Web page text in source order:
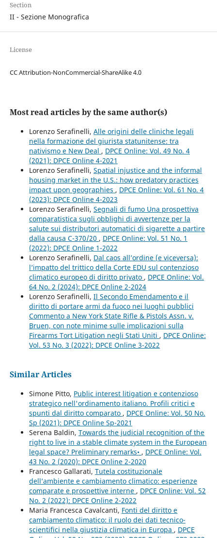
Section
II - Sezione Monografica
License
CC Attribution-NonCommercial-ShareAlike 4.0
Most read articles by the same author(s)
Lorenzo Serafinelli, Alle origini delle cliniche legali
nella formazione del giurista statunitense: tra
nativismo e New Deal , DPCE Online: Vol. 49 No. 4
(2021): DPCE Online 4-2021
Lorenzo Serafinelli, Spatial injustice and the informal
housing market in the U.S.: how predatory practices
impact upon geographies , DPCE Online: Vol. 61 No. 4
(2023): DPCE Online 4-2023
Lorenzo Serafinelli, Segnali di fumo Una prospettiva
comparatistica sugli obblighi di avvertenze per la
salute sui distributori automatici di sigarette a partire
dalla causa C-370/20 , DPCE Online: Vol. 51 No. 1
(2022): DPCE Online 1-2022
Lorenzo Serafinelli, Dal caos all’ordine (e viceversa):
l’impatto del trittico della Corte EDU sul contenzioso
climatico europeo di diritto privato , DPCE Online: Vol.
64 No. 2 (2024): DPCE Online 2-2024
Lorenzo Serafinelli, Il Secondo Emendamento e il
diritto di portare armi da fuoco nei luoghi pubblici
Commento a New York State Rifle & Pistols Assn. v.
Bruen, con note minime sulle implicazioni sulla
Firearms Tort Litigation negli Stati Uniti , DPCE Online:
Vol. 53 No. 3 (2022): DPCE Online 3-2022
Similar Articles
Simone Pitto, Public interest litigation e contenzioso
strategico nell'ordinamento italiano. Profili critici e
spunti dal diritto comparato , DPCE Online: Vol. 50 No.
Sp (2021): DPCE Online Sp-2021
Serena Baldin, Towards the judicial recognition of the
right to live in a stable climate system in the European
legal space? Preliminary remarks• , DPCE Online: Vol.
43 No. 2 (2020): DPCE Online 2-2020
Francesco Gallarati, Tutela costituzionale
dell’ambiente e cambiamento climatico: esperienze
comparate e prospettive interne , DPCE Online: Vol. 52
No. 2 (2022): DPCE Online 2-2022
Maria Francesca Cavalcanti, Fonti del diritto e
cambiamento climatico: il ruolo dei dati tecnico-
scientifici nella giustizia climatica in Europa , DPCE